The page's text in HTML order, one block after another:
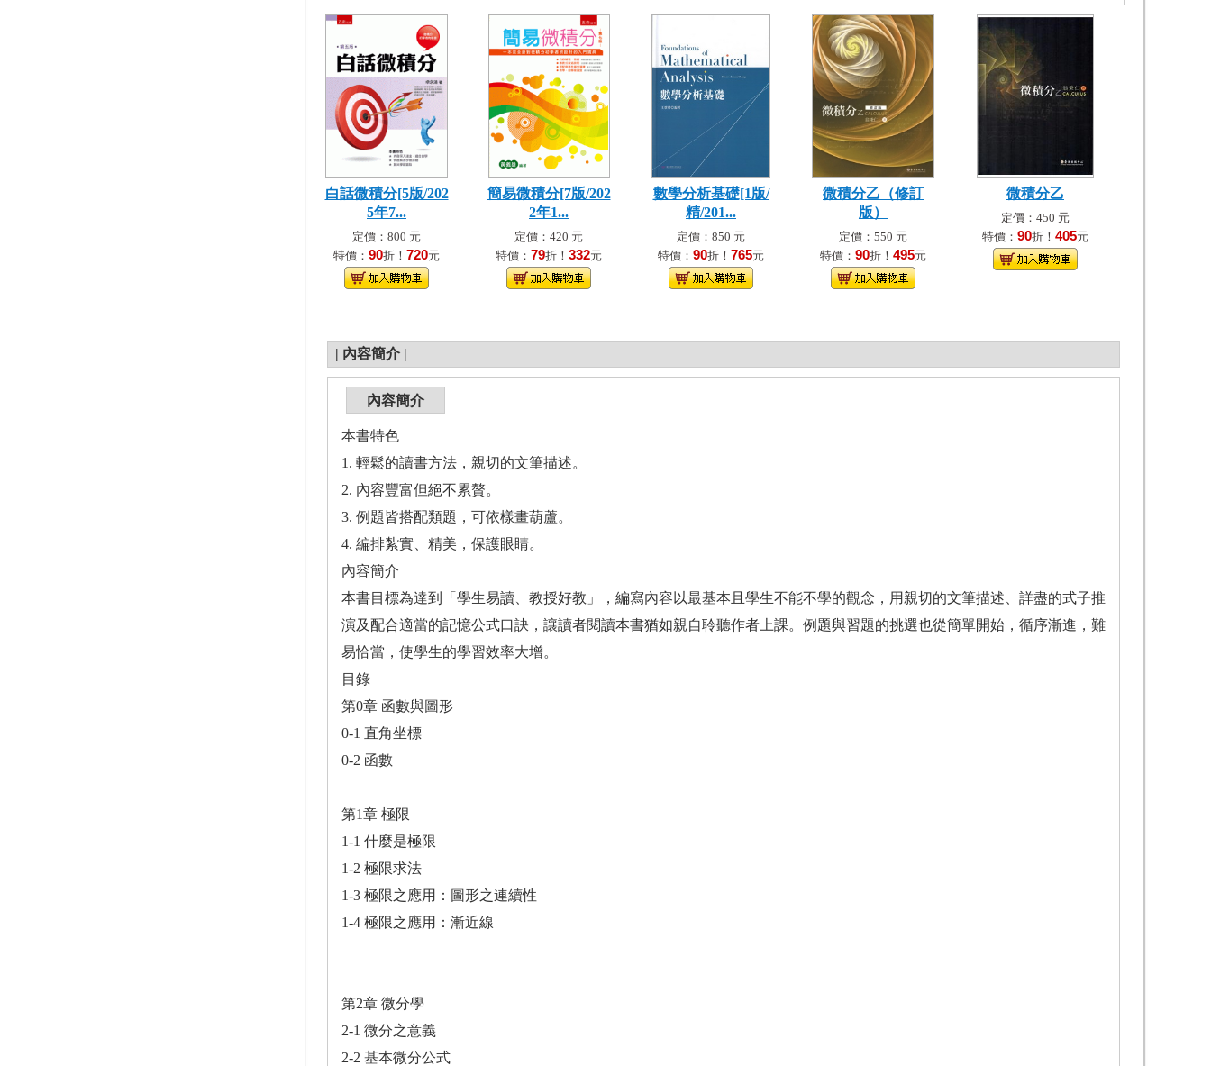
白話微積分[5版/202
5年7...
定價：800 元
特價： 90折！ 720元
簡易微積分[7版/202
2年1...
定價：420 元
特價： 79折！ 332元
數學分析基礎[1版/
精/201...
定價：850 元
特價： 90折！ 765元
微積分乙（修訂
版）
定價：550 元
特價： 90折！ 495元
微積分乙
定價：450 元
特價： 90折！ 405元
| 內容簡介 |
內容簡介
本書特色
1. 輕鬆的讀書方法，親切的文筆描述。
2. 內容豐富但絕不累贅。
3. 例題皆搭配類題，可依樣畫葫蘆。
4. 編排紮實、精美，保護眼睛。
內容簡介
本書目標為達到「學生易讀、教授好教」，編寫內容以最基本且學生不能不學的觀念，用親切的文筆描述、詳盡的式子推
演及配合適當的記憶公式口訣，讓讀者閱讀本書猶如親自聆聽作者上課。例題與習題的挑選也從簡單開始，循序漸進，難
易恰當，使學生的學習效率大增。
目錄
第0章 函數與圖形
0-1 直角坐標
0-2 函數
第1章 極限
1-1 什麼是極限
1-2 極限求法
1-3 極限之應用：圖形之連續性
1-4 極限之應用：漸近線
第2章 微分學
2-1 微分之意義
2-2 基本微分公式